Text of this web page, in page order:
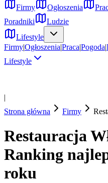
Firmy Ogłoszenia
Poradniki
Ludzie
Lifestyle
Firmy|Ogłoszenia|Praca|Pogoda|
Lifestyle
|
Strona główna
Firmy
Restauracja
Ranking
roku